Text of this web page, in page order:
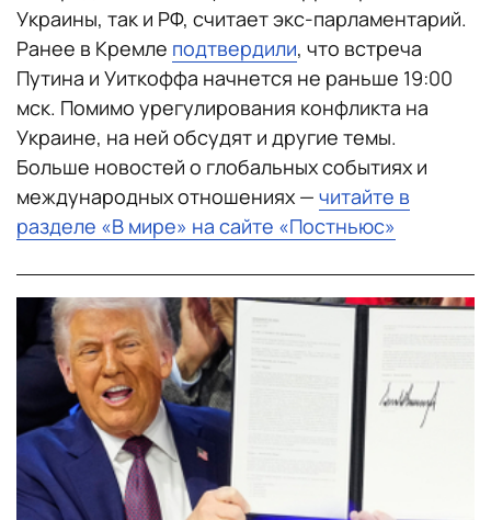
Украины, так и РФ, считает экс-парламентарий.
Ранее в Кремле подтвердили, что встреча
Путина и Уиткоффа начнется не раньше 19:00
мск. Помимо урегулирования конфликта на
Украине, на ней обсудят и другие темы.
Больше новостей о глобальных событиях и
международных отношениях — читайте в
разделе «В мире» на сайте «Постньюс»